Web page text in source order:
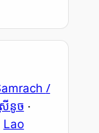
/
នូច ·
Lao